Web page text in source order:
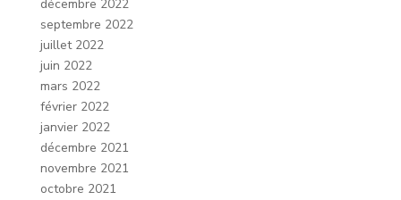
décembre 2022
septembre 2022
juillet 2022
juin 2022
mars 2022
février 2022
janvier 2022
décembre 2021
novembre 2021
octobre 2021